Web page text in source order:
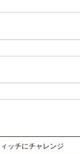
ッチにチャレンジ